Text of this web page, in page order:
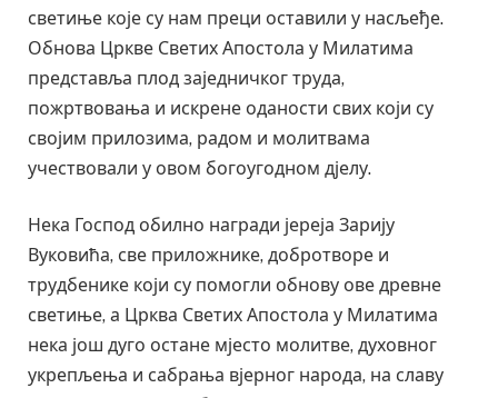
светиње које су нам преци оставили у насљеђе.
Обнова Цркве Светих Апостола у Милатима
представља плод заједничког труда,
пожртвовања и искрене оданости свих који су
својим прилозима, радом и молитвама
учествовали у овом богоугодном дјелу.
Нека Господ обилно награди јереја Зарију
Вуковића, све приложнике, добротворе и
трудбенике који су помогли обнову ове древне
светиње, а Црква Светих Апостола у Милатима
нека још дуго остане мјесто молитве, духовног
укрепљења и сабрања вјерног народа, на славу